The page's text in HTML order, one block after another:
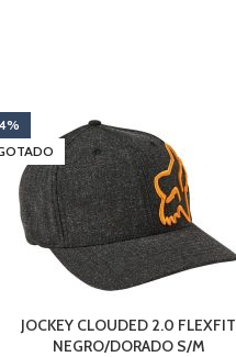
JOCKEY CLOUDED 2.0 FLEXFIT
NEGRO/DORADO S/M